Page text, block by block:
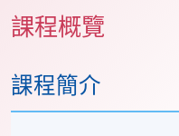
課程概覽
課程簡介